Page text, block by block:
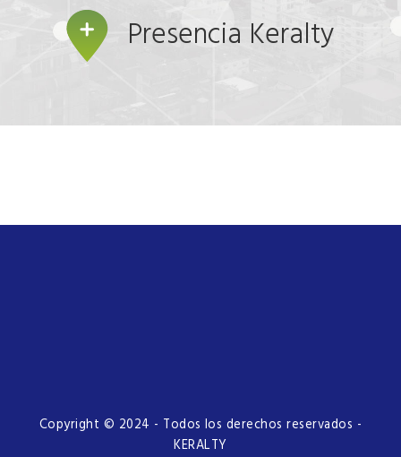
Presencia Keralty
Copyright © 2024 - Todos los derechos reservados -
KERALTY